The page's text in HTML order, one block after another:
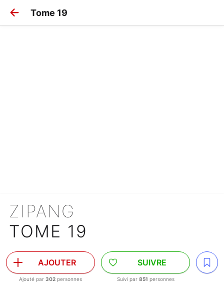
Tome 19
ZIPANG
TOME 19
AJOUTER
Ajouté par 302 personnes
SUIVRE
Suivi par 851 personnes